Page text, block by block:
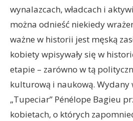
wynalazcach, władcach i
można odnieść niekiedy
ważne w historii jest męską
kobiety wpisywały się w
etapie – zarówno w tą
kulturową i naukową. Wydany
„Tupeciar” Pénélope Bagieu
kobietach, o których